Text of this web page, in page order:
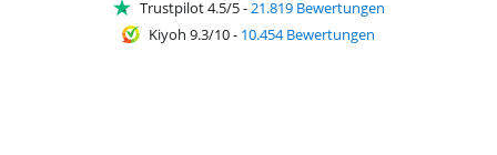
Trustpilot 4.5/5-21.819 Bewertungen
Kiyoh 9.3/10- 10.454 Bewertungen